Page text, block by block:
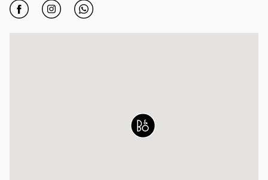
Click to open Facebook
Link Opens in New Tab
Click to open Instagram
Link Opens in New Tab
Click to open Whatsapp
Link Opens in New Tab